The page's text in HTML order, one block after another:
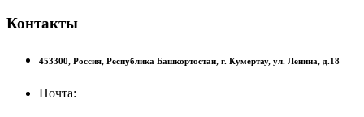
Контакты
453300, Россия, Республика Башкортостан, г. Кумертау, ул. Ленина, д.18
Почта: